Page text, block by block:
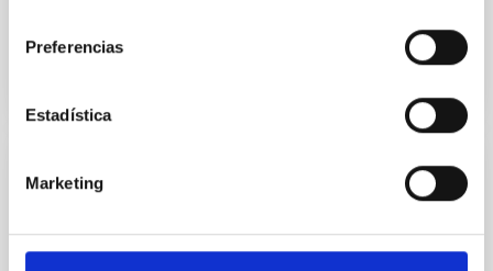
Preferencias
Estadística
Marketing
DOCUMENTO